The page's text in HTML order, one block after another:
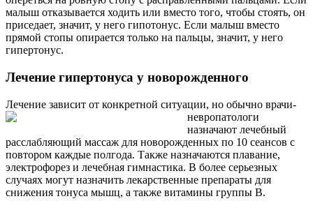
малыш отказывается ходить или вместо того, чтобы стоять, он
приседает, значит, у него гипотонус. Если малыш вместо
прямой стопы опирается только на пальцы, значит, у него
гипертонус.
Лечение гипертонуса у новорожденного
Лечение зависит от конкретной ситуации, но обычно врачи-
невропатологи
назначают лечебный
расслабляющий массаж для новорожденных по 10 сеансов с
повтором каждые полгода. Также назначаются плавание,
электрофорез и лечебная гимнастика. В более серьезных
случаях могут назначить лекарственные препараты для
снижения тонуса мышц, а также витамины группы B.